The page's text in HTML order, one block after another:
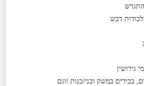
דבש
גירושין
בכירים במשק ובני/בנות זוגם